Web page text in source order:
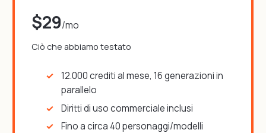
$29/mo
Ciò che abbiamo testato
12.000 crediti al mese, 16 generazioni in
parallelo
Diritti di uso commerciale inclusi
Fino a circa 40 personaggi/modelli